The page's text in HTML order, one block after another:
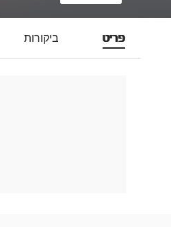
פריט ביקורות